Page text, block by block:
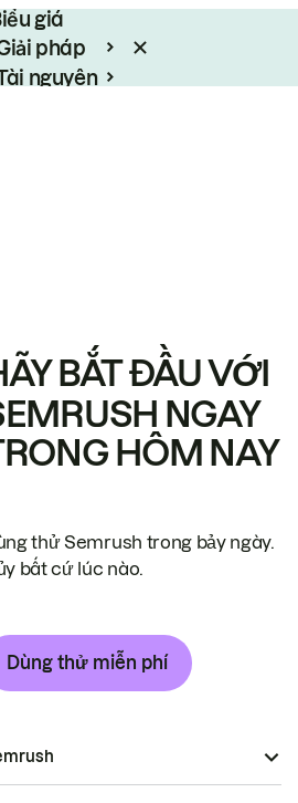
giá
pháp
nguyên
BẮT ĐẦU VỚI
NGAY
HÔM NAY
thử Semrush trong bảy ngày.
bất cứ lúc nào.
Dùng thử miễn phí